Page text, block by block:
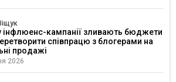
інфлюенс-кампанії зливають бюджети
співпрацю з блогерами на
продажі
2026